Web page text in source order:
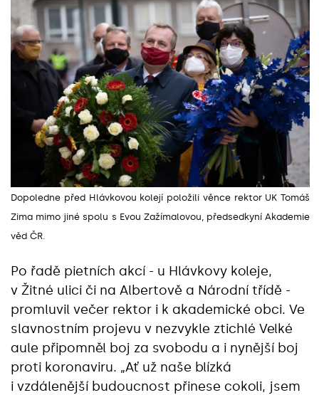
Dopoledne před Hlávkovou kolejí položili věnce rektor UK Tomáš
Zima mimo jiné spolu s Evou Zažímalovou, předsedkyní Akademie
věd ČR.
Po řadě pietních akcí - u Hlávkovy koleje,
v Žitné ulici či na Albertově a Národní třídě -
promluvil večer rektor i k akademické obci. Ve
slavnostním projevu v nezvykle ztichlé Velké
aule připomněl boj za svobodu a i nynější boj
proti koronaviru. „Ať už naše blízká
i vzdálenější budoucnost přinese cokoli, jsem